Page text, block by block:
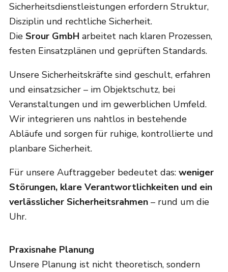
Sicherheitsdienstleistungen erfordern Struktur,
Disziplin und rechtliche Sicherheit.
Die Srour GmbH arbeitet nach klaren Prozessen,
festen Einsatzplänen und geprüften Standards.
Unsere Sicherheitskräfte sind geschult, erfahren
und einsatzsicher – im Objektschutz, bei
Veranstaltungen und im gewerblichen Umfeld.
Wir integrieren uns nahtlos in bestehende
Abläufe und sorgen für ruhige, kontrollierte und
planbare Sicherheit.
Für unsere Auftraggeber bedeutet das: weniger
Störungen, klare Verantwortlichkeiten und ein
verlässlicher Sicherheitsrahmen – rund um die
Uhr.
Praxisnahe Planung
Unsere Planung ist nicht theoretisch, sondern